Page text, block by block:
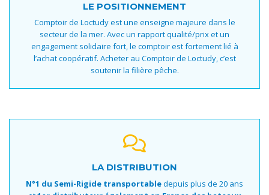
LE POSITIONNEMENT
Comptoir de Loctudy est une enseigne majeure dans le
secteur de la mer. Avec un rapport qualité/prix et un
engagement solidaire fort, le comptoir est fortement lié à
l’achat coopératif. Acheter au Comptoir de Loctudy, c’est
soutenir la filière pêche.
LA DISTRIBUTION
N°1 du Semi-Rigide transportabledepuis plus de 20 ans